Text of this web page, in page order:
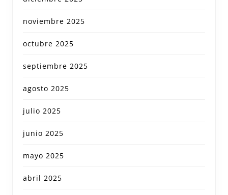
noviembre 2025
octubre 2025
septiembre 2025
agosto 2025
julio 2025
junio 2025
mayo 2025
abril 2025